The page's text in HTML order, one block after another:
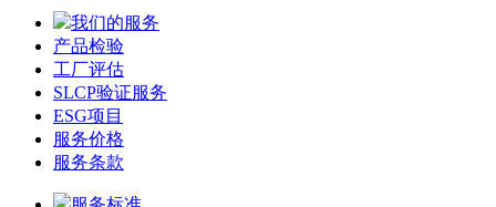
我们的服务
产品检验
工厂评估
SLCP验证服务
ESG项目
服务价格
服务条款